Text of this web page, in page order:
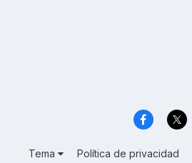
Tema Política de privacidad